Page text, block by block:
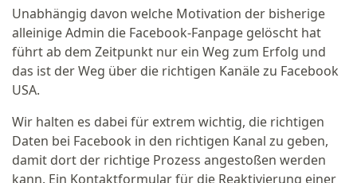
Unabhängig davon welche Motivation der bisherige
alleinige Admin die Facebook-Fanpage gelöscht hat
führt ab dem Zeitpunkt nur ein Weg zum Erfolg und
das ist der Weg über die richtigen Kanäle zu Facebook
USA.
Wir halten es dabei für extrem wichtig, die richtigen
Daten bei Facebook in den richtigen Kanal zu geben,
damit dort der richtige Prozess angestoßen werden
kann. Ein Kontaktformular für die Reaktivierung einer